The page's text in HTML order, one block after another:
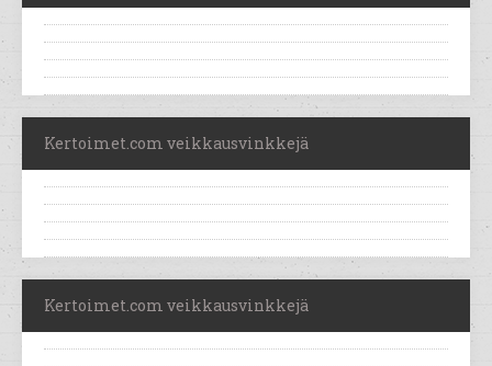
Kertoimet.com veikkausvinkkejä
Kertoimet.com veikkausvinkkejä